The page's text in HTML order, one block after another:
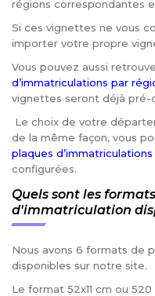
régions correspondantes
Si ces vignettes ne vous
importer votre propre
Vous pouvez aussi
d’immatriculations par
vignettes seront déjà pré-
Le choix de votre
de la même façon, vous
plaques
configurées.
Quels sont les
d'immatriculation
Nous avons 6 formats de
disponibles sur notre site.
Le format 52x11 cm ou